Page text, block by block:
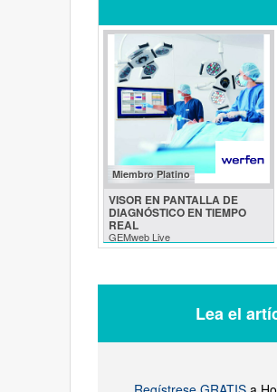
Miembro Platino
VISOR EN PANTALLA DE
DIAGNÓSTICO EN TIEMPO
REAL
GEMweb Live
Lea el